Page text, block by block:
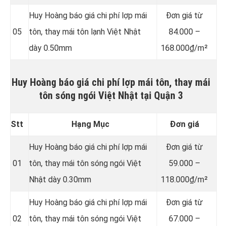
05
Huy Hoàng báo giá chi phí lợp mái
tôn, thay mái tôn lạnh Việt Nhật
dày 0.50mm
Đơn giá từ
84.000 –
168.000₫/m²
Huy Hoàng báo giá chi phí lợp mái tôn, thay mái
tôn sóng ngói Việt Nhật tại Quận 3
Stt Hạng Mục Đơn giá
01
Huy Hoàng báo giá chi phí lợp mái
tôn, thay mái tôn sóng ngói Việt
Nhật dày 0.30mm
Đơn giá từ
59.000 –
118.000₫/m²
02
Huy Hoàng báo giá chi phí lợp mái
tôn, thay mái tôn sóng ngói Việt
Đơn giá từ
67.000 –